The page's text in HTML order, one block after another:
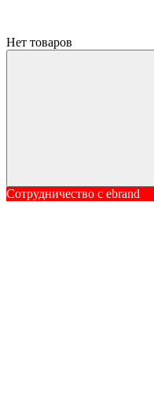
Нет товаров
Сотрудничество c ebrand